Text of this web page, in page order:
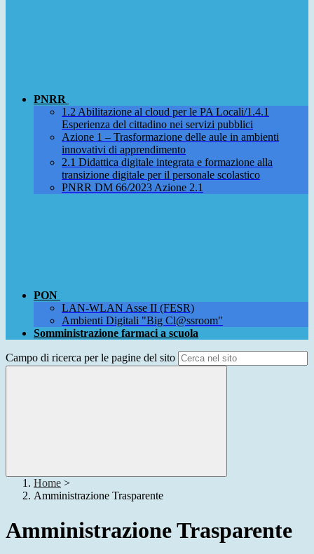
PNRR
1.2 Abilitazione al cloud per le PA Locali/1.4.1
Esperienza del cittadino nei servizi pubblici
Azione 1 – Trasformazione delle aule in ambienti
innovativi di apprendimento
2.1 Didattica digitale integrata e formazione alla
transizione digitale per il personale scolastico
PNRR DM 66/2023 Azione 2.1
PON
LAN-WLAN Asse II (FESR)
Ambienti Digitali "Big Cl@ssroom"
Somministrazione farmaci a scuola
Campo di ricerca per le pagine del sito
Home >
Amministrazione Trasparente
Amministrazione Trasparente